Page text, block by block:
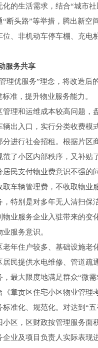
的生活需求，结合“城市
断头路”等举措，腾出新
、非机动车停车棚、充
服务共享
优服务”理念，将改造后
准，提升物业服务能力。
和运维成本较高问题，
出入口，实行分类收费
进行社会招租。根据片
了小区内部秩序，又补贴
支付物业费意识不强的
车辆管理费，不收取物
特别是对多年无人清扫
业服务企业入驻带来的
服务意识。
住户较多、基础设施老
民提供水电维修、管道疏
最大限度地满足群众“微需
贡区住宅小区物业管理
准化、规范化。对达到“
区，区财政按管理服务
业及项目负责人实际表